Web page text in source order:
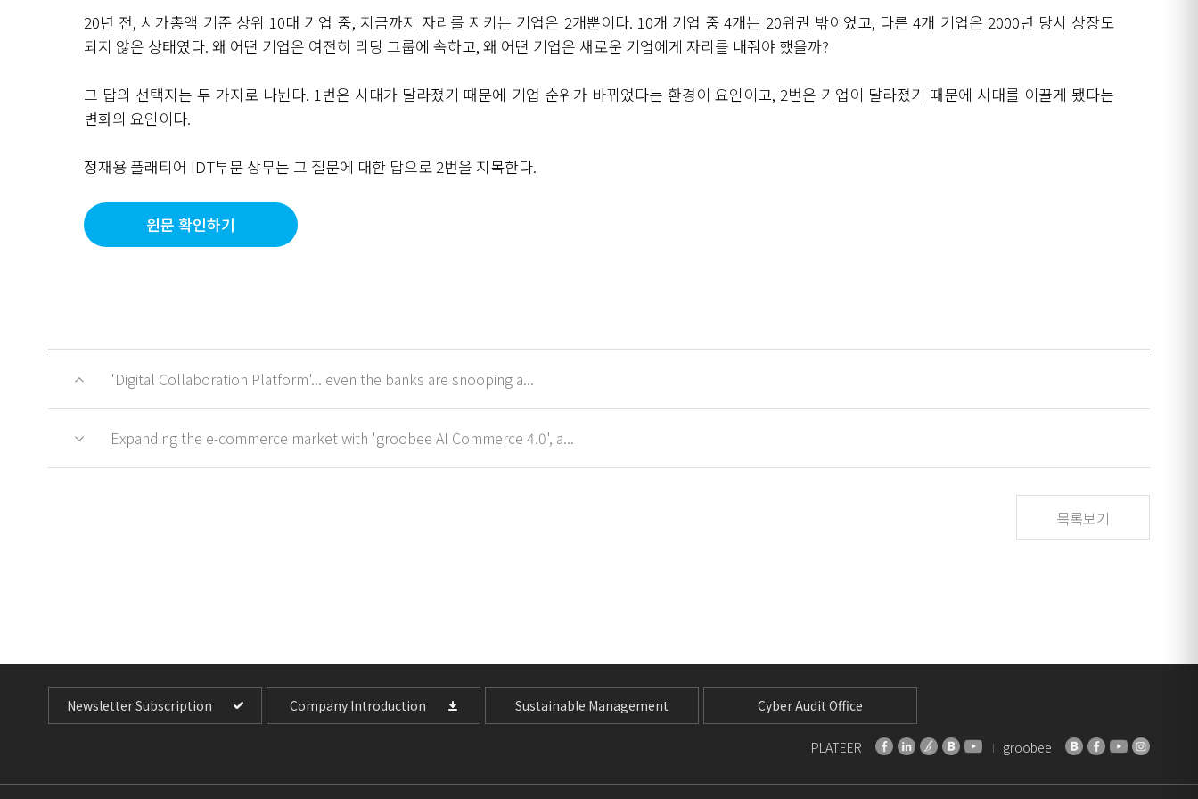
20년 전, 시가총액 기준 상위 10대 기업 중, 지금까지 자리를 지키는 기업은 2개뿐이다. 10개 기업 중 4개는 20위권 밖이었고, 다른 4개 기업은 2000년 당시 상장도
되지 않은 상태였다. 왜 어떤 기업은 여전히 리딩 그룹에 속하고, 왜 어떤 기업은 새로운 기업에게 자리를 내줘야 했을까?
그 답의 선택지는 두 가지로 나뉜다. 1번은 시대가 달라졌기 때문에 기업 순위가 바뀌었다는 환경이 요인이고, 2번은 기업이 달라졌기 때문에 시대를 이끌게 됐다는
변화의 요인이다.
정재용 플래티어 IDT부문 상무는 그 질문에 대한 답으로 2번을 지목한다.
원문 확인하기
'Digital Collaboration Platform'... even the banks are snooping a...
Expanding the e-commerce market with 'groobee AI Commerce 4.0', a...
목록보기
Newsletter Subscription Company Introduction Sustainable Management Cyber Audit Office
PLATEER groobee